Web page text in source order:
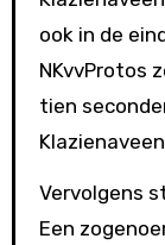
ook in de
NKvvProtos
tien
Vervolgens
Een